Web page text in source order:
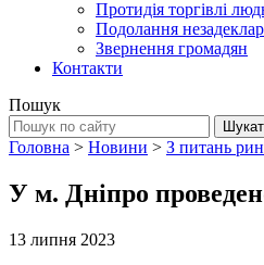
Протидія торгівлі
Подолання
Звернення громадян
Контакти
Пошук
Головна > Новини > З питань
У м. Дніпро
13 липня 2023